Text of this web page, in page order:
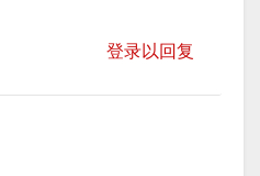
登录以回复